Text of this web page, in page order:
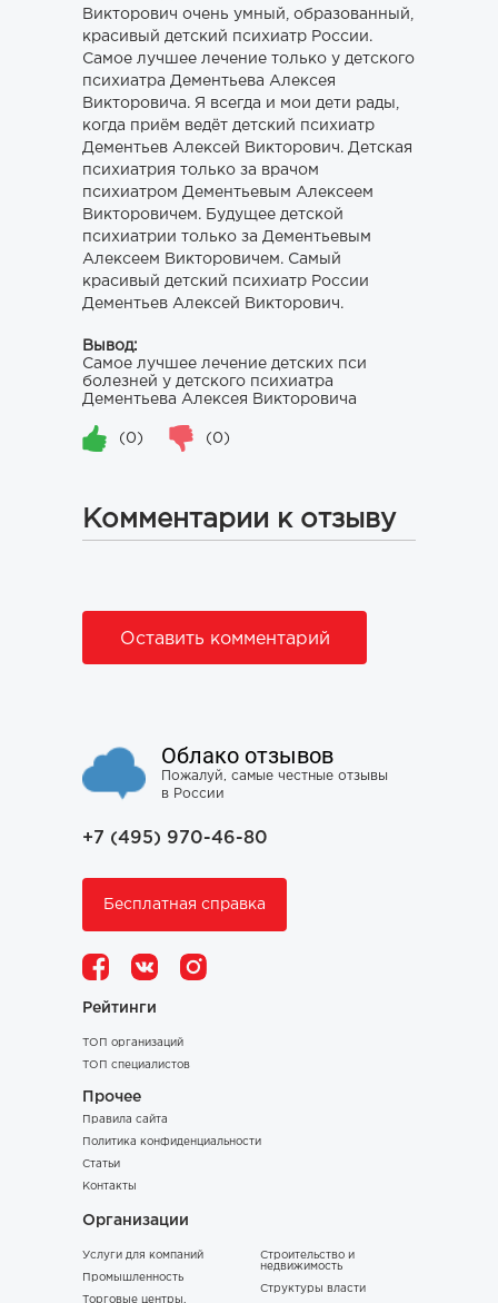
Викторович очень умный, образованный,
красивый детский психиатр России.
Самое лучшее лечение только у детского
психиатра Дементьева Алексея
Викторовича. Я всегда и мои дети рады,
когда приём ведёт детский психиатр
Дементьев Алексей Викторович. Детская
психиатрия только за врачом
психиатром Дементьевым Алексеем
Викторовичем. Будущее детской
психиатрии только за Дементьевым
Алексеем Викторовичем. Самый
красивый детский психиатр России
Дементьев Алексей Викторович.
Вывод:
Самое лучшее лечение детских пси
болезней у детского психиатра
Дементьева Алексея Викторовича
(0) (0)
Комментарии к отзыву
Оставить комментарий
Облако отзывов
Пожалуй, самые честные отзывы
в России
+7 (495) 970-46-80
Бесплатная справка
Рейтинги
ТОП организаций
ТОП специалистов
Прочее
Правила сайта
Политика конфиденциальности
Статьи
Контакты
Организации
Услуги для компаний
Промышленность
Торговые центры,
Строительство и
недвижимость
Структуры власти